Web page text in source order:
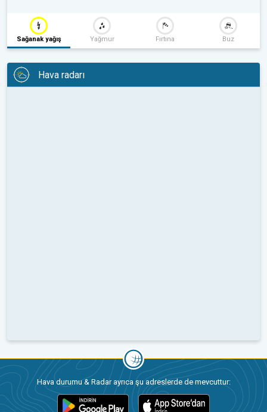
Sağanak yağış Yağmur Fırtına Buz
Hava radarı
Hava durumu & Radar ayrıca şu adreslerde de mevcuttur: